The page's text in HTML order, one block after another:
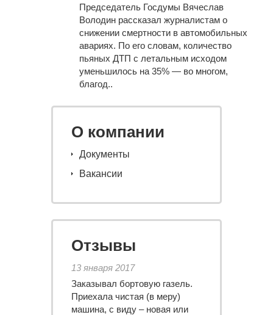
Председатель Госдумы Вячеслав
Володин рассказал журналистам о
снижении смертности в автомобильных
авариях. По его словам, количество
пьяных ДТП с летальным исходом
уменьшилось на 35% — во многом,
благод..
О компании
Документы
Вакансии
Отзывы
13 января 2017
Заказывал бортовую газель.
Приехала чистая (в меру)
машина, с виду – новая или